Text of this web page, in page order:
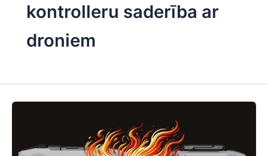
kontrolleru saderība ar
droniem